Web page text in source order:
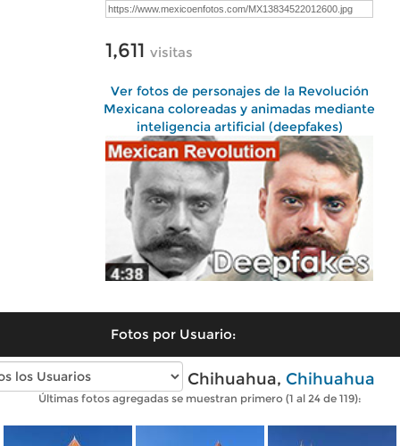
1,611 visitas
Ver fotos de personajes de la Revolución
Mexicana coloreadas y animadas mediante
inteligencia artificial (deepfakes)
Fotos por Usuario:
Fotos modernas de Chihuahua, Chihuahua
Últimas fotos agregadas se muestran primero (1 al 24 de 119):